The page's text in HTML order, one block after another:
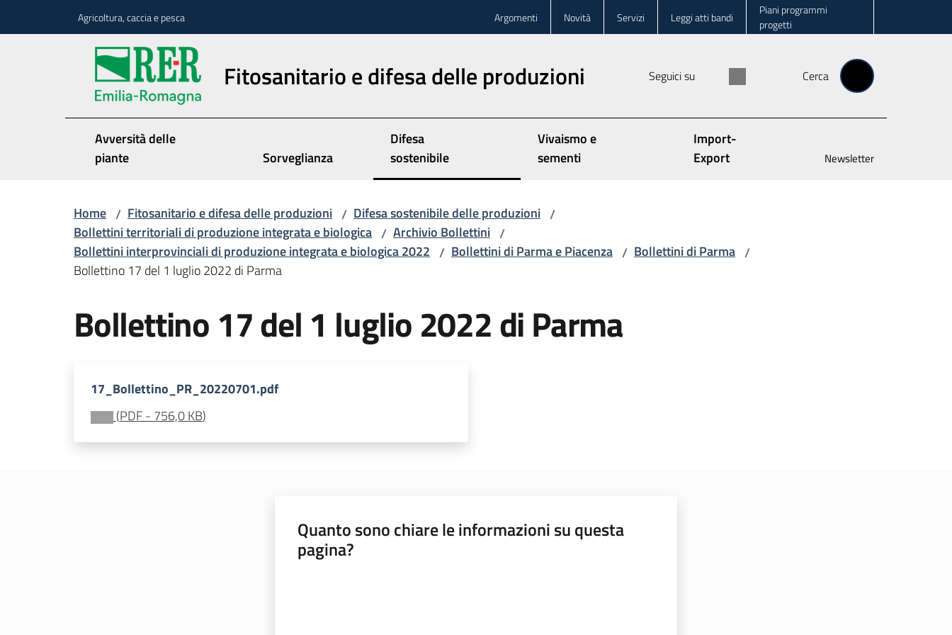
Agricoltura, caccia e pesca Argomenti Novità Servizi Leggi atti bandi
Piani programmi
progetti
Fitosanitario e difesa delle produzioni Seguici su Cerca
Avversità delle
piante
Sorveglianza
Difesa
sostenibile
Vivaismo e
sementi
Import-
Export
Newsletter
Home / Fitosanitario e difesa delle produzioni / Difesa sostenibile delle produzioni /
Bollettini territoriali di produzione integrata e biologica / Archivio Bollettini /
Bollettini interprovinciali di produzione integrata e biologica 2022 / Bollettini di Parma e Piacenza / Bollettini di Parma /
Bollettino 17 del 1 luglio 2022 di Parma
Bollettino 17 del 1 luglio 2022 di Parma
17_Bollettino_PR_20220701.pdf
(PDF- 756,0 KB)
Quanto sono chiare le informazioni su questa
pagina?